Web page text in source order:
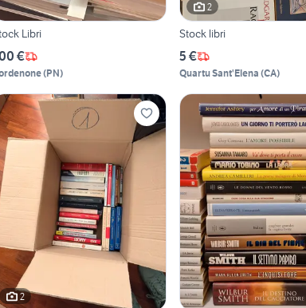
Libri
€
(PN)
2
Stock libri
5 €
Quartu Sant'Elena (CA)
2